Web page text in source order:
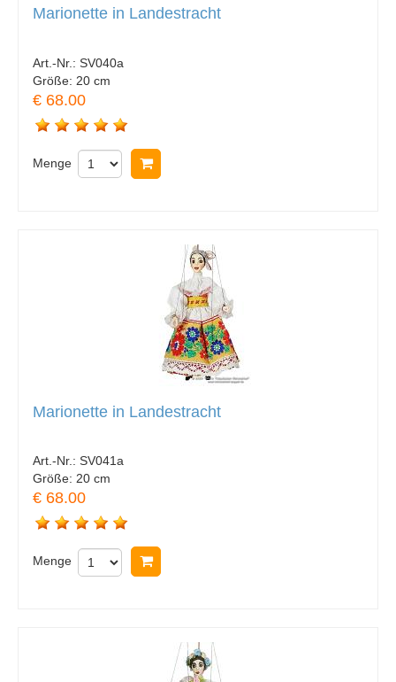
Marionette in Landestracht
Art.-Nr.: SV040a
Größe: 20 cm
€ 68.00
Menge
Marionette in Landestracht
Art.-Nr.: SV041a
Größe: 20 cm
€ 68.00
Menge